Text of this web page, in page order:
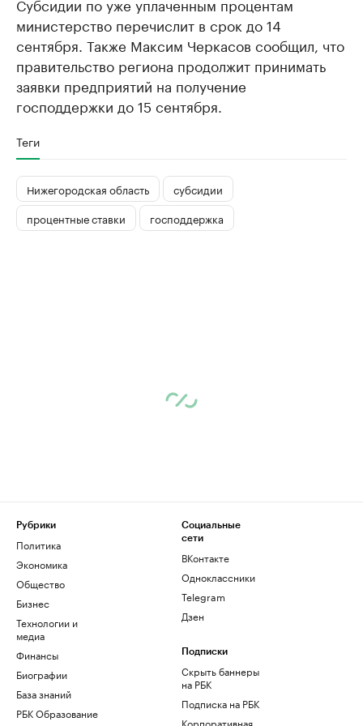
министерство перечислит в срок до 14
сентября. Также Максим Черкасов сообщил, что
правительство региона продолжит принимать
заявки предприятий на получение
господдержки до 15 сентября.
Теги
Нижегородская область
субсидии
процентные ставки
господдержка
Рубрики
Политика
Экономика
Общество
Бизнес
Технологии и
медиа
Финансы
Биографии
База знаний
РБК Образование
Социальные
сети
ВКонтакте
Одноклассники
Telegram
Дзен
Подписки
Скрыть баннеры
на РБК
Подписка на РБК
Корпоративная